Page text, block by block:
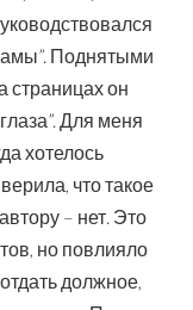
Поднятыми
страницах он
Для меня
хотелось
что такое
– нет. Это
но повлияло
должное,